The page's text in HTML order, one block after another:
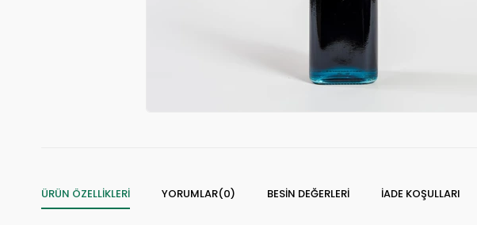
ÜRÜN ÖZELLIKLERI YORUMLAR(0) BESIN DEĞERLERI İADE KOŞULLARI